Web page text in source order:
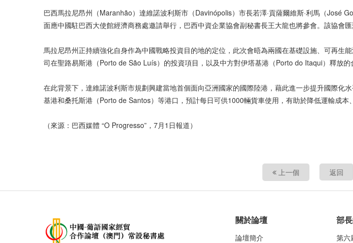
巴西馬拉尼昂州（Maranhão）達維諾波利斯市（Davinópolis）市長若澤·貢薩爾維斯·利馬（José
面應中國駐巴西大使館經濟商務處邀請舉行，巴西中資企業協會副秘書長王大龍也將參會。該協會
馬拉尼昂州正持續強化自身作為中國戰略投資目的地的定位，此次會晤為兩國在基礎設施、可再
司在聖路易斯港（Porto de São Luís）的投資項目，以及中方對伊塔基港（Porto do Itaqui）釋放
在此背景下，達維諾波利斯市規劃興建當地首個面向亞洲國家的國際陸港，藉此進一步提升國際
基港和桑托斯港（Porto de Santos）等港口，預計每日可供1000輛貨車使用，有助於降低運輸成本
（來源：巴西媒體 “O Progresso”，7月1日報道）
上一個 返回
關於論壇
論壇簡介
部
第六